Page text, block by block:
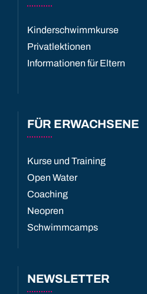
Kinderschwimmkurse
Privatlektionen
Informationen für Eltern
FÜR ERWACHSENE
Kurse und Training
Open Water
Coaching
Neopren
Schwimmcamps
NEWSLETTER